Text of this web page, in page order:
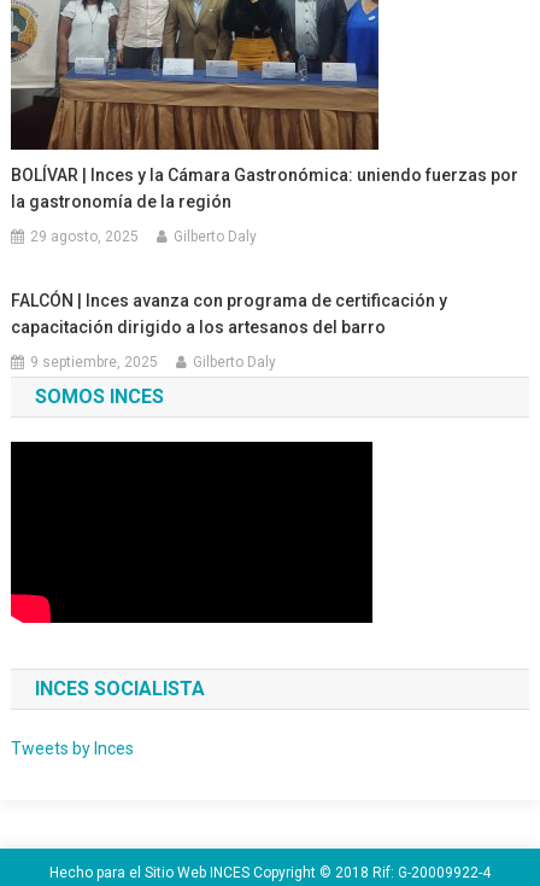
BOLÍVAR | Inces y la Cámara Gastronómica: uniendo fuerzas por
la gastronomía de la región
29 agosto, 2025 Gilberto Daly
FALCÓN | Inces avanza con programa de certificación y
capacitación dirigido a los artesanos del barro
9 septiembre, 2025 Gilberto Daly
SOMOS INCES
INCES SOCIALISTA
Tweets by Inces
Hecho para el Sitio Web INCES Copyright © 2018 Rif: G-20009922-4